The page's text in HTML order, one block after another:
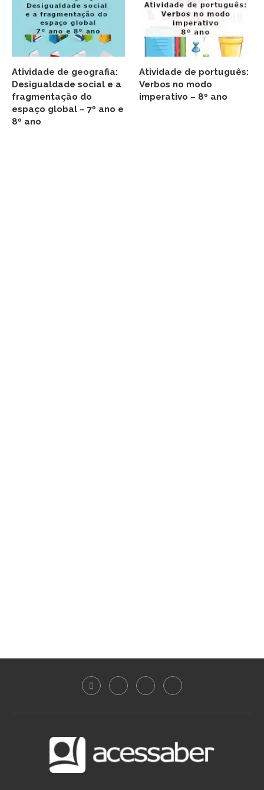
Atividade de geografia:
Desigualdade social e a
fragmentação do
espaço global – 7º ano e
8º ano
Atividade de português:
Verbos no modo
imperativo – 8º ano